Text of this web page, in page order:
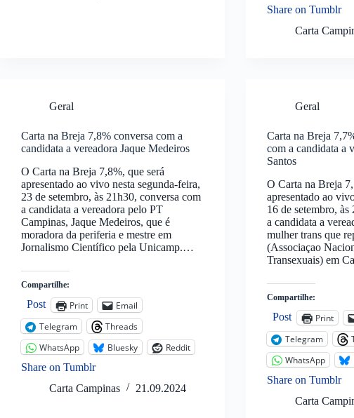
Share on Tumblr
Carta
Geral
Carta na Breja 7,8% conversa com a
candidata a vereadora Jaque Medeiros
O Carta na Breja 7,8%, que será
apresentado ao vivo nesta segunda-feira,
23 de setembro, às 21h30, conversa com
a candidata a vereadora pelo PT
Campinas, Jaque Medeiros, que é
moradora da periferia e mestre em
Jornalismo Científico pela Unicamp.…
Compartilhe:
Post Print
Email
Telegram
Threads
WhatsApp
Bluesky
Reddit
Share on Tumblr
Carta Campinas
21.09.2024
Geral
Carta na Breja
com a candidata a
Santos
O Carta na Breja
apresentado ao
16 de setembro,
a candidata a
mulher trans que
(Associaçao
Transexuais) em
Compartilhe:
Post Print
Telegram
WhatsApp
Share on Tumblr
Carta